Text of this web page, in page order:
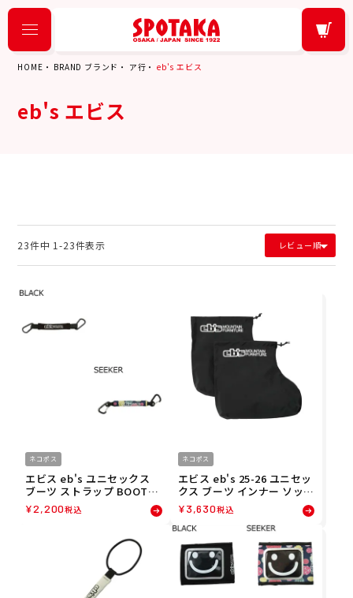
HOME BRAND ブランド ア行 eb's エビス
eb's エビス
レビュー順
23件中 1-23件表示
ネコポス
エビス eb's ユニセックス
ブーツ ストラップ BOOTS
STRAP 4500811 25-26
¥2,200税込
ネコポス
エビス eb's 25-26 ユニセッ
クス ブーツ インナー ソック
ス BOOTS INNER SOCKS
スノーボード ブーツケース
4500807
¥3,630税込